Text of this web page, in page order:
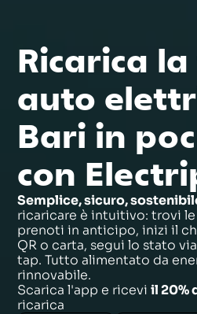
Ricarica
auto
Bari in
con
Semplice, sicuro,
ricaricare è intuitivo: trovi
prenoti in anticipo, inizi il
QR o carta, segui lo stato
tap. Tutto alimentato da
rinnovabile.
Scarica l'app e riceviil 20%
ricarica